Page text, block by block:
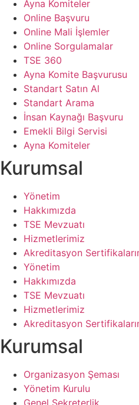
Yönetim Kurulu
Genel Sekreterlik
Organizasyon Şeması
Yönetim Kurulu
Genel Sekreterlik
İletişim
Adres ve Telefonlar
Belgelendirme Müdürlükleri
Bize Ulaşın
Cimer
Biz Nerelerdeyiz
Adres ve Telefonlar
Belgelendirme Müdürlükleri
Bize Ulaşın
Bilgi Edinme
Cimer
Ödeme Yöntemleri
Biz Nerelerdeyiz